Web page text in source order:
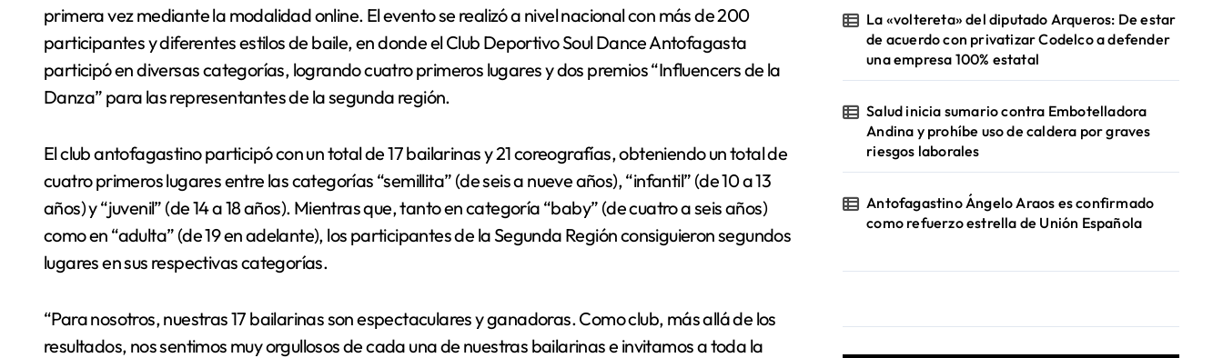
primera vez mediante la modalidad online. El evento se realizó a nivel nacional con más de 200
participantes y diferentes estilos de baile, en donde el Club Deportivo Soul Dance Antofagasta
participó en diversas categorías, logrando cuatro primeros lugares y dos premios “Influencers de la
Danza” para las representantes de la segunda región.
El club antofagastino participó con un total de 17 bailarinas y 21 coreografías, obteniendo un total de
cuatro primeros lugares entre las categorías “semillita” (de seis a nueve años), “infantil” (de 10 a 13
años) y “juvenil” (de 14 a 18 años). Mientras que, tanto en categoría “baby” (de cuatro a seis años)
como en “adulta” (de 19 en adelante), los participantes de la Segunda Región consiguieron segundos
lugares en sus respectivas categorías.
“Para nosotros, nuestras 17 bailarinas son espectaculares y ganadoras. Como club, más allá de los
resultados, nos sentimos muy orgullosos de cada una de nuestras bailarinas e invitamos a toda la
La «voltereta» del diputado Arqueros: De estar
de acuerdo con privatizar Codelco a defender
una empresa 100% estatal
Salud inicia sumario contra Embotelladora
Andina y prohíbe uso de caldera por graves
riesgos laborales
Antofagastino Ángelo Araos es confirmado
como refuerzo estrella de Unión Española